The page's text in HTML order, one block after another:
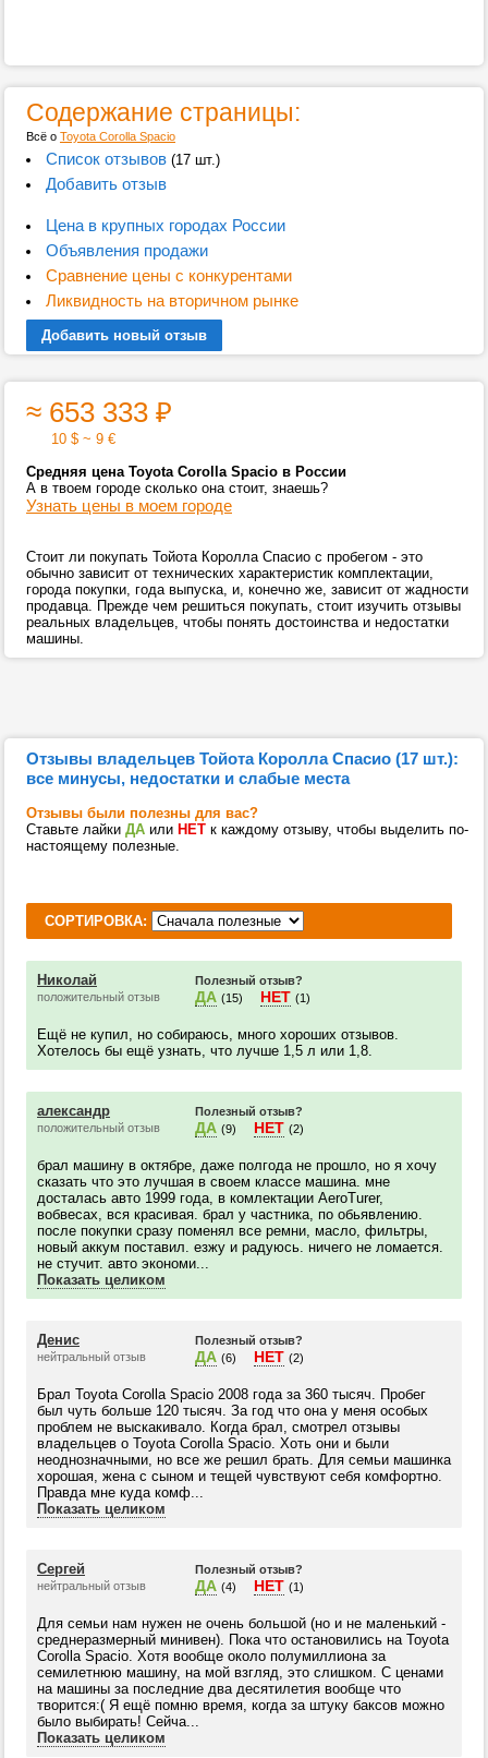
Содержание страницы:
Всё о Toyota Corolla Spacio
Список отзывов(17 шт.)
Добавить отзыв
Цена в крупных городах России
Объявления продажи
Сравнение цены с конкурентами
Ликвидность на вторичном рынке
Добавить новый отзыв
≈ 653 333 ₽
10 $ ~ 9 €
Средняя цена Toyota Corolla Spacio в России
А в твоем городе сколько она стоит, знаешь?
Узнать цены в моем городе
Стоит ли покупать Тойота Королла Спасио с пробегом - это
обычно зависит от технических характеристик комплектации,
города покупки, года выпуска, и, конечно же, зависит от жадности
продавца. Прежде чем решиться покупать, стоит изучить отзывы
реальных владельцев, чтобы понять достоинства и недостатки
машины.
Отзывы владельцев Тойота Королла Спасио (17 шт.):
все минусы, недостатки и слабые места
Отзывы были полезны для вас?
Ставьте лайки ДА или НЕТ к каждому отзыву, чтобы выделить по-
настоящему полезные.
СОРТИРОВКА:
Николай
положительный отзыв
Полезный отзыв?
ДА (15) НЕТ (1)
Ещё не купил, но собираюсь, много хороших отзывов.
Хотелось бы ещё узнать, что лучше 1,5 л или 1,8.
александр
положительный отзыв
Полезный отзыв?
ДА (9) НЕТ (2)
брал машину в октябре, даже полгода не прошло, но я хочу
сказать что это лучшая в своем классе машина. мне
досталась авто 1999 года, в комлектации AeroTurer,
вобвесах, вся красивая. брал у частника, по обьявлению.
после покупки сразу поменял все ремни, масло, фильтры,
новый аккум поставил. езжу и радуюсь. ничего не ломается.
не стучит. авто экономи...
Показать целиком
Денис
нейтральный отзыв
Полезный отзыв?
ДА (6) НЕТ (2)
Брал Toyota Corolla Spacio 2008 года за 360 тысяч. Пробег
был чуть больше 120 тысяч. За год что она у меня особых
проблем не выскакивало. Когда брал, смотрел отзывы
владельцев о Toyota Corolla Spacio. Хоть они и были
неоднозначными, но все же решил брать. Для семьи машинка
хорошая, жена с сыном и тещей чувствуют себя комфортно.
Правда мне куда комф...
Показать целиком
Сергей
нейтральный отзыв
Полезный отзыв?
ДА (4) НЕТ (1)
Для семьи нам нужен не очень большой (но и не маленький -
среднеразмерный минивен). Пока что остановились на Toyota
Corolla Spacio. Хотя вообще около полумиллиона за
семилетнюю машину, на мой взгляд, это слишком. С ценами
на машины за последние два десятилетия вообще что
творится:( Я ещё помню время, когда за штуку баксов можно
было выбирать! Сейча...
Показать целиком